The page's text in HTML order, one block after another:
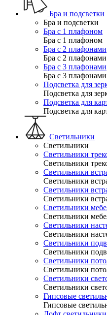
Бра и подсветки
Бра и подсветки
Бра с 1 плафоном
Бра с 1 плафоном
Бра с 2 плафонами
Бра с 2 плафонами
Бра с 3 плафонами
Бра с 3 плафонами
Подсветка для
Подсветка для
Подсветка для
Подсветка для
Светильники
Светильники
Светильники
Светильники
Светильники
Светильники
Светильники
Светильники
Светильники
Светильники
Светильники
Светильники
Светильники
Светильники
Светильники
Светильники
Светильники
Светильники
Гипсовые
Гипсовые